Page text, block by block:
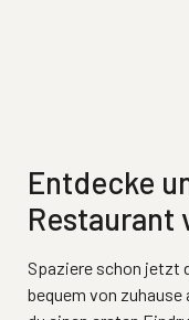
Entdecke
Restaurant
Spaziere schon jetzt
bequem von